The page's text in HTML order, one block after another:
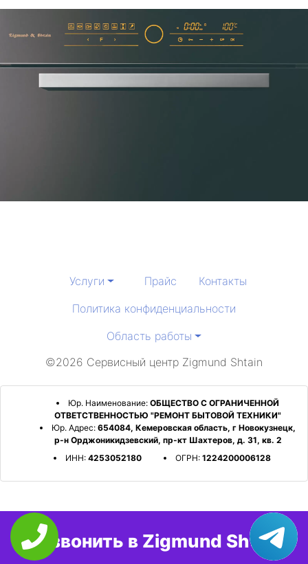
Услуги Прайс
Контакты
Политика конфиденциальности
Область работы
©2026 Сервисный центр Zigmund Shtain
Юр. Наименование: ОБЩЕСТВО С ОГРАНИЧЕННОЙ
ОТВЕТСТВЕННОСТЬЮ "РЕМОНТ БЫТОВОЙ ТЕХНИКИ"
Юр. Адрес: 654084, Кемеровская область, г Новокузнецк,
р-н Орджоникидзевский, пр-кт Шахтеров, д. 31, кв. 2
ИНН: 4253052180 ОГРН: 1224200006128
Позвонить в Zigmund Shtain